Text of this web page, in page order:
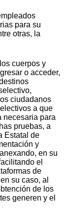
para su
otras, la
cuerpos y
o acceder,
ciudadanos
a que
necesaria para
pruebas, a
Estatal de
y
en su
el
de
su caso, al
de los
generen y el